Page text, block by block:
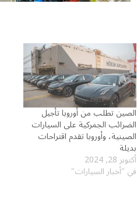
الصين تطلب من أوروبا تأجيل
الضرائب الجمركية على السيارات
الصينية، وأوروبا تقدم اقتراحات
بديلة
أكتوبر 28, 2024
في "أخبار السيارات"